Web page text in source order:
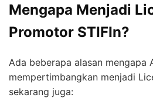
Mengapa Menjadi
Promotor STIFIn?
Ada beberapa alasan mengapa
mempertimbangkan menjadi
sekarang juga: